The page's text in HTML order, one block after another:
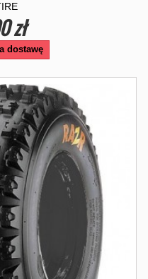
zł
dostawę